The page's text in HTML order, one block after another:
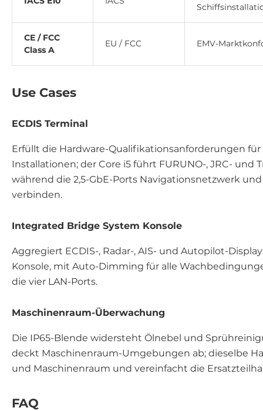
CE / FCC
Class A
EU / FCC EMV-
Use Cases
ECDIS Terminal
Erfüllt die Hardware-Qualifikationsanforderungen für
Installationen; der Core i5 führt FURUNO-, JRC- und
während die 2,5-GbE-Ports Navigationsnetzwerk
verbinden.
Integrated Bridge System Konsole
Aggregiert ECDIS-, Radar-, AIS- und Autopilot-
Konsole, mit Auto-Dimming für alle
die vier LAN-Ports.
Maschinenraum-Überwachung
Die IP65-Blende widersteht Ölnebel und
deckt Maschinenraum-Umgebungen ab; dieselbe
und Maschinenraum und vereinfacht die
FAQ